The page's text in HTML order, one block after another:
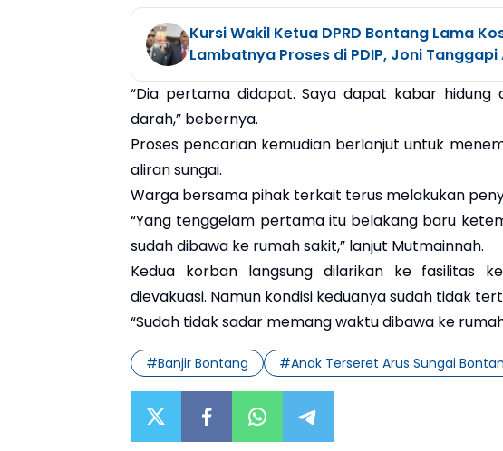
Kursi Wakil Ketua DPRD Bontang Lama
Lambatnya Proses di PDIP, Joni
“Dia pertama didapat. Saya dapat kabar hidung
darah,” bebernya.
Proses pencarian kemudian berlanjut untuk
aliran sungai.
Warga bersama pihak terkait terus melakukan
“Yang tenggelam pertama itu belakang baru
sudah dibawa ke rumah sakit,” lanjut Mutmainnah.
Kedua korban langsung dilarikan ke fasilitas
dievakuasi. Namun kondisi keduanya sudah tidak
“Sudah tidak sadar memang waktu dibawa ke
#Banjir Bontang #Anak Terseret Arus Sungai